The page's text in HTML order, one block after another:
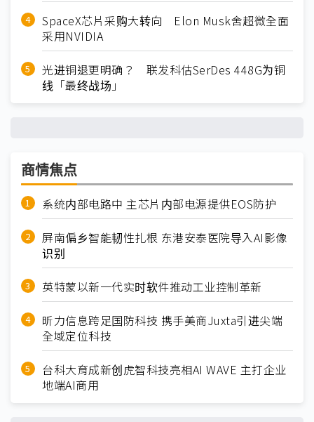
SpaceX芯片采购大转向 Elon Musk舍超微全面
采用NVIDIA
光进铜退更明确？ 联发科估SerDes 448G为铜
线「最终战场」
商情焦点
系统内部电路中 主芯片内部电源提供EOS防护
屏南偏乡智能韧性扎根 东港安泰医院导入AI影像
识别
英特蒙以新一代实时软件推动工业控制革新
昕力信息跨足国防科技 携手美商Juxta引进尖端
全域定位科技
台科大育成新创虎智科技亮相AI WAVE 主打企业
地端AI商用